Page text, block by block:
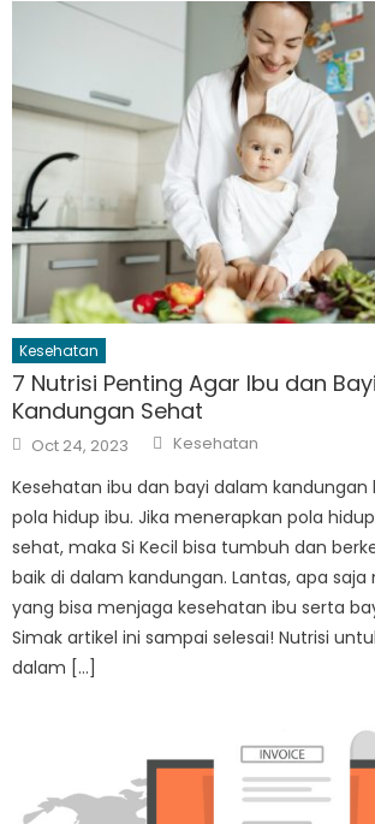
Kesehatan
7 Nutrisi Penting Agar Ibu dan
Kandungan Sehat
Posted
on
Oct 24, 2023 Author
Kesehatan
Kesehatan ibu dan bayi dalam
pola hidup ibu. Jika menerapkan pola
sehat, maka Si Kecil bisa tumbuh dan
baik di dalam kandungan. Lantas, apa
yang bisa menjaga kesehatan ibu serta
Simak artikel ini sampai selesai! Nutrisi
dalam […]